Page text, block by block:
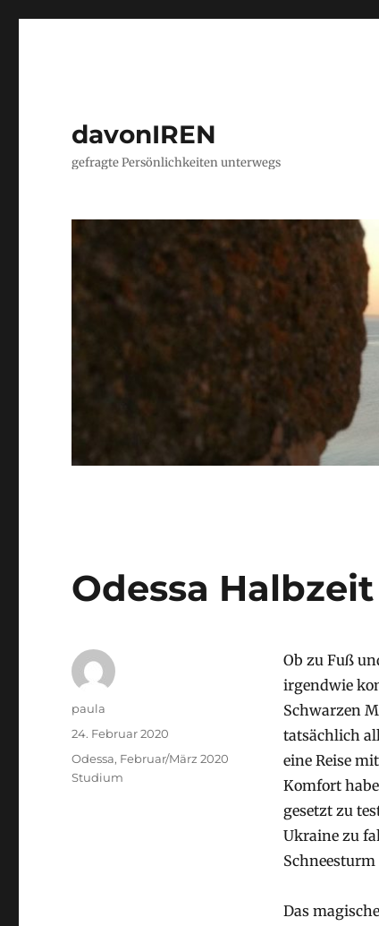
davonIREN
gefragte Persönlichkeiten unterwegs
Odessa Halbzeit
Ob zu Fuß
irgendwie
Schwarzen
tatsächlich
eine Reise
Komfort
gesetzt zu
Ukraine zu
Das
Autor
paula
Veröffentlicht
am
24. Februar 2020
Stay
Odessa, Februar/März 2020
Kategorien
Studium